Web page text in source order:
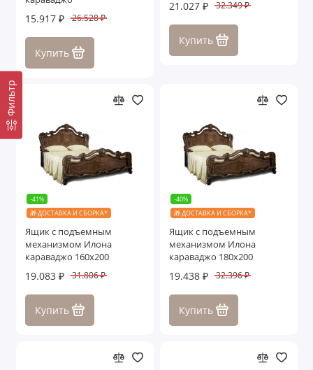
Фильтр
15.917 ₽ 26.528 ₽
Купить
21.027 ₽ 32.349 ₽
Купить
-41%
🎁 ДОСТАВКА И СБОРКА*
Ящик с подъемным
механизмом Илона
караваджо 160х200
19.083 ₽ 31.806 ₽
Купить
-40%
🎁 ДОСТАВКА И СБОРКА*
Ящик с подъемным
механизмом Илона
караваджо 180х200
19.438 ₽ 32.396 ₽
Купить